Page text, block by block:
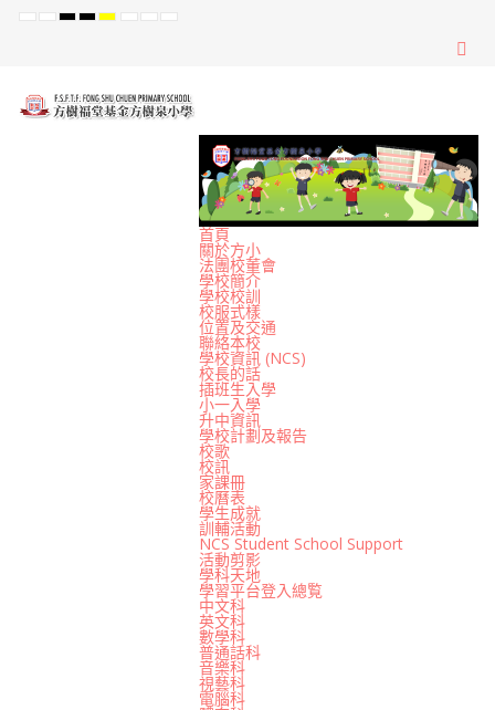
Default
NightHighHighHighSetSetSet
首頁
關於方小
法團校董會
學校簡介
學校校訓
校服式樣
位置及交通
聯絡本校
學校資訊 (NCS)
校長的話
插班生入學
小一入學
升中資訊
學校計劃及報告
校歌
校訊
家課冊
校曆表
學生成就
訓輔活動
NCS Student School Support
活動剪影
學科天地
學習平台登入總覧
中文科
英文科
數學科
普通話科
音樂科
視藝科
電腦科